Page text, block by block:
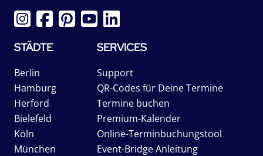
STÄDTE
Berlin
Hamburg
Herford
Bielefeld
Köln
München
SERVICES
Support
QR-Codes für Deine Termine
Termine buchen
Premium-Kalender
Online-Terminbuchungstool
Event-Bridge Anleitung